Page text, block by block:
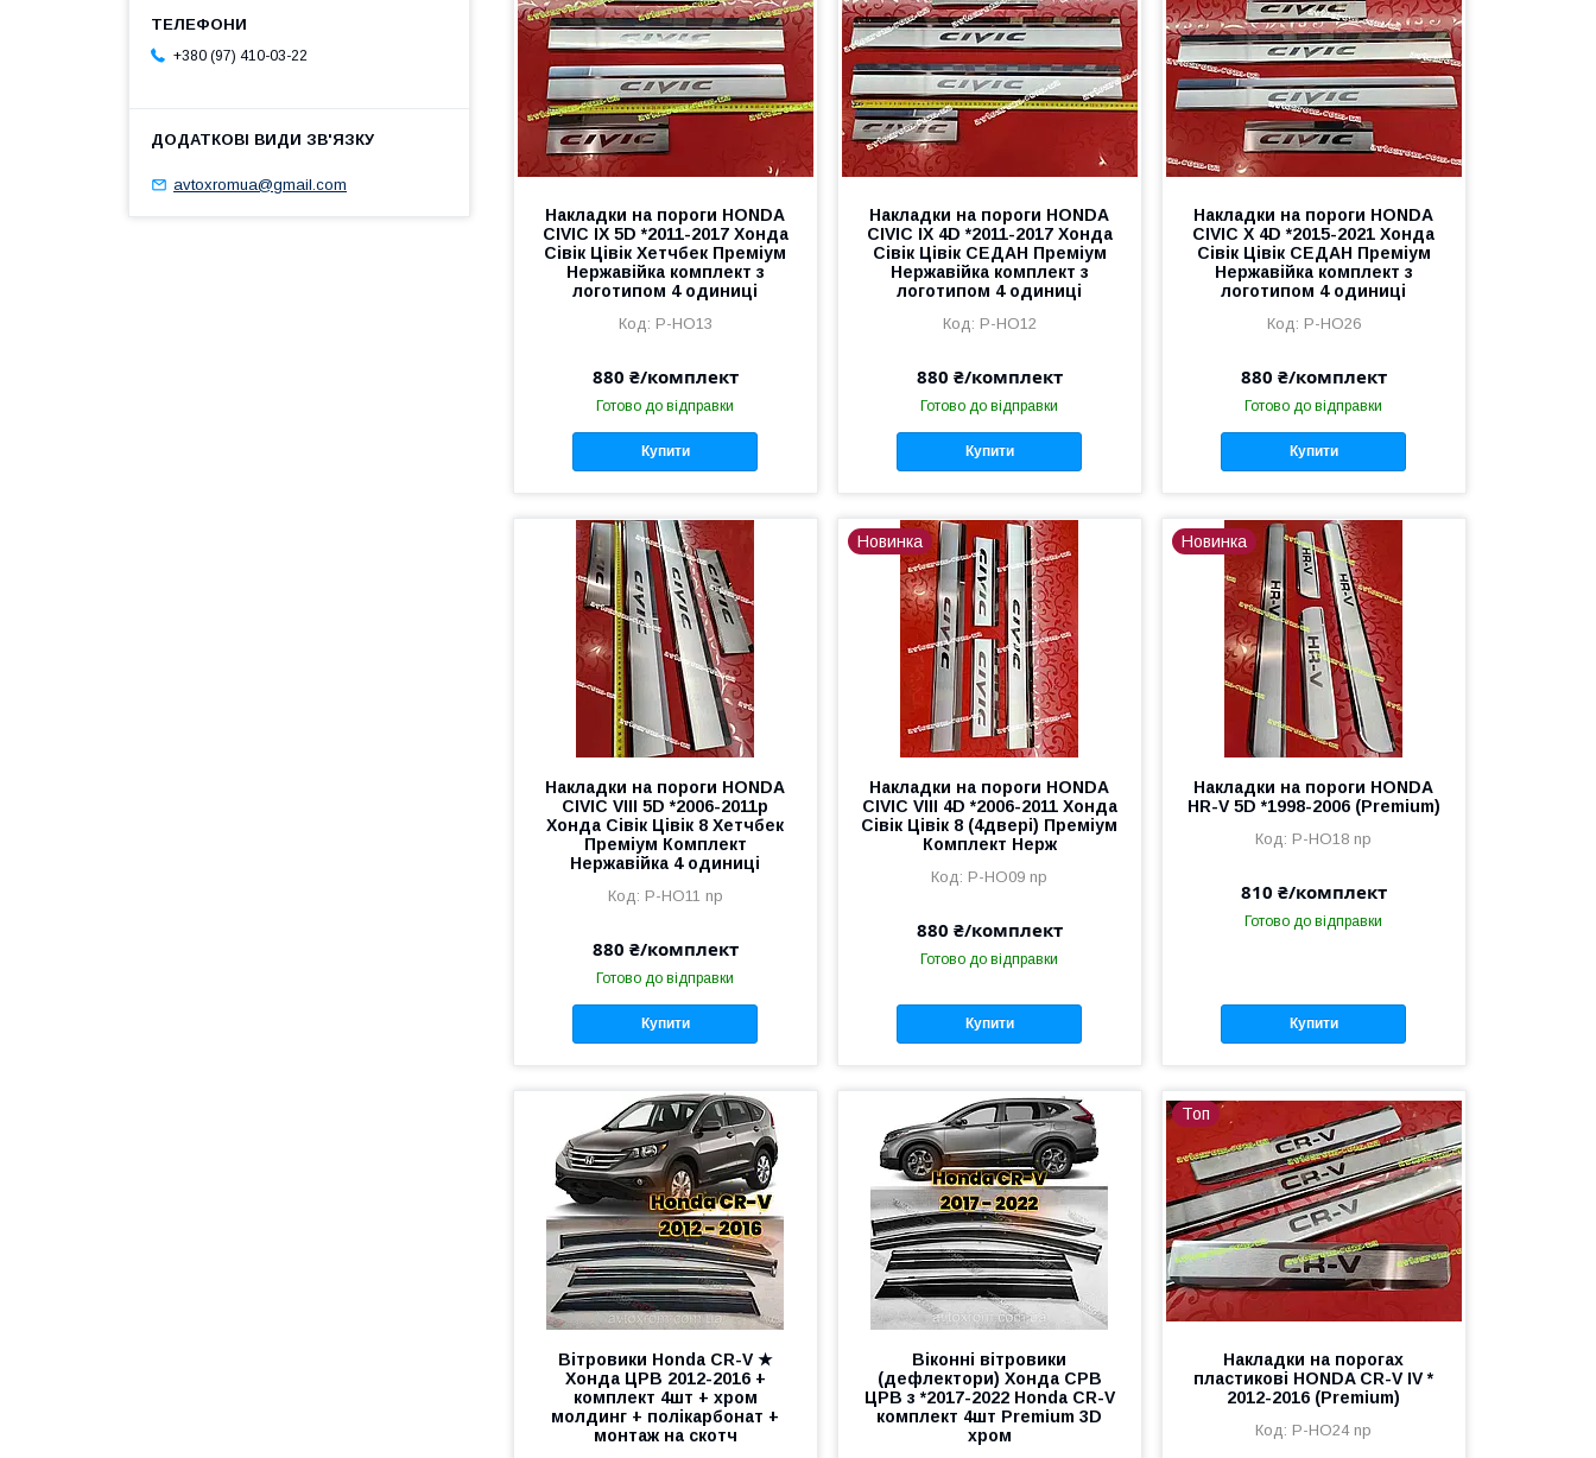
Накладки на пороги HONDA
CIVIC IX 5D *2011-2017 Хонда
Сівік Цівік Хетчбек Преміум
Нержавійка комплект з
логотипом 4 одиниці
P-HO13
880 ₴/комплект
Готово до відправки
Купити
Накладки на пороги HONDA
CIVIC IX 4D *2011-2017 Хонда
Сівік Цівік СЕДАН Преміум
Нержавійка комплект з
логотипом 4 одиниці
P-HO12
880 ₴/комплект
Готово до відправки
Купити
Накладки на пороги HONDA
CIVIC X 4D *2015-2021 Хонда
Сівік Цівік СЕДАН Преміум
Нержавійка комплект з
логотипом 4 одиниці
P-HO26
880 ₴/комплект
Готово до відправки
Купити
Накладки на пороги HONDA
CIVIC VIII 5D *2006-2011р
Хонда Сівік Цівік 8 Хетчбек
Преміум Комплект
Нержавійка 4 одиниці
P-HO11 np
880 ₴/комплект
Готово до відправки
Купити
Новинка
Накладки на пороги HONDA
CIVIC VIII 4D *2006-2011 Хонда
Сівік Цівік 8 (4двері) Преміум
Комплект Нерж
P-HO09 np
880 ₴/комплект
Готово до відправки
Купити
Новинка
Накладки на пороги HONDA
HR-V 5D *1998-2006 (Premium)
P-HO18 np
810 ₴/комплект
Готово до відправки
Купити
Вітровики Honda CR-V ★
Хонда ЦРВ 2012-2016 +
комплект 4шт + хром
молдинг + полікарбонат +
монтаж на скотч
Віконні вітровики
(дефлектори) Хонда СРВ
ЦРВ з *2017-2022 Honda CR-V
комплект 4шт Premium 3D
хром
Топ
Накладки на порогах
пластикові HONDA CR-V IV *
2012-2016 (Premium)
P-HO24 np
+380 (97) 410-03-22
avtoxromua@gmail.com